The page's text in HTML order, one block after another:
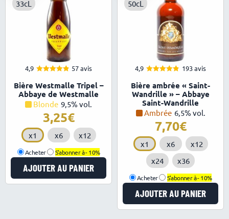
33cL
4,9
sur 5
57 avis
Bière Westmalle Tripel –
Abbaye de Westmalle
Blonde 9,5% vol.
3,25
x1 x6 x12
Acheter S'abonner à -10%
AJOUTER AU PANIER
50cL
4,9
sur 5
193 avis
Bière ambrée « Saint-
Wandrille » – Abbaye
Saint-Wandrille
Ambrée 6,5% vol.
7,70
x1 x6
x12
x24
x36
Acheter S'abonner à -10%
AJOUTER AU PANIER